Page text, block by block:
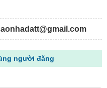
người đăng